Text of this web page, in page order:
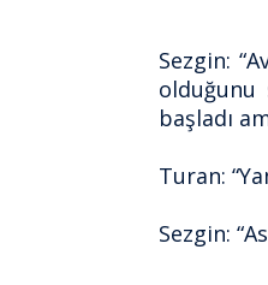
Sezgin:
olduğunu
başladı
Turan:
Sezgin: